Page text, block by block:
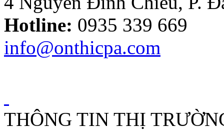
Thông tư
10/2014/TT-
NHNN sửa đổi
Quyết định
479/2004/QĐ-
NHNN
586/TCT-CS
Hướng dẫn các nội
Hotline: 0935 339 669
info@onthicpa.com
THÔNG TIN THỊ